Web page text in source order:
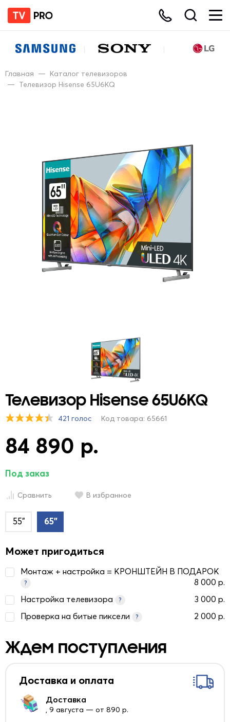
Главная — Каталог телевизоров
— Телевизор Hisense 65U6KQ
Телевизор Hisense 65U6KQ
421 голос Код товара: 65661
84 890 р.
Под заказ
Сравнить В избранное
55" 65"
Может пригодиться
Монтаж + настройка = КРОНШТЕЙН В ПОДАРОК
?
8 000 р.
Настройка телевизора
?
3 000 р.
Проверка на битые пиксели
? 2 000 р.
Ждем поступления
Доставка и оплата
Доставка
, 9 августа — от 890 р.